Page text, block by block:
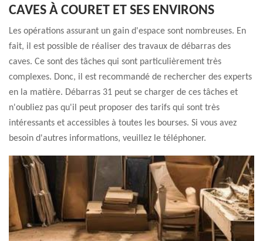
CAVES À COURET ET SES ENVIRONS
Les opérations assurant un gain d'espace sont nombreuses. En
fait, il est possible de réaliser des travaux de débarras des
caves. Ce sont des tâches qui sont particulièrement très
complexes. Donc, il est recommandé de rechercher des experts
en la matière. Débarras 31 peut se charger de ces tâches et
n'oubliez pas qu'il peut proposer des tarifs qui sont très
intéressants et accessibles à toutes les bourses. Si vous avez
besoin d'autres informations, veuillez le téléphoner.